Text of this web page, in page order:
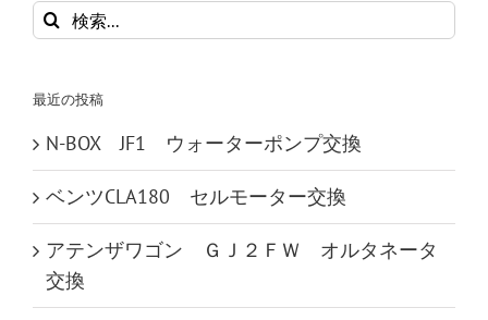
検
索
最近の投稿
N-BOX JF1 ウォーターポンプ交換
ベンツCLA180 セルモーター交換
アテンザワゴン ＧＪ２ＦＷ オルタネータ
交換